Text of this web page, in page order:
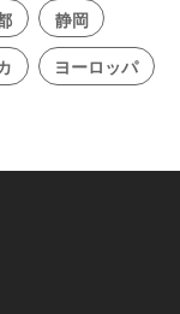
静岡
ヨーロッパ